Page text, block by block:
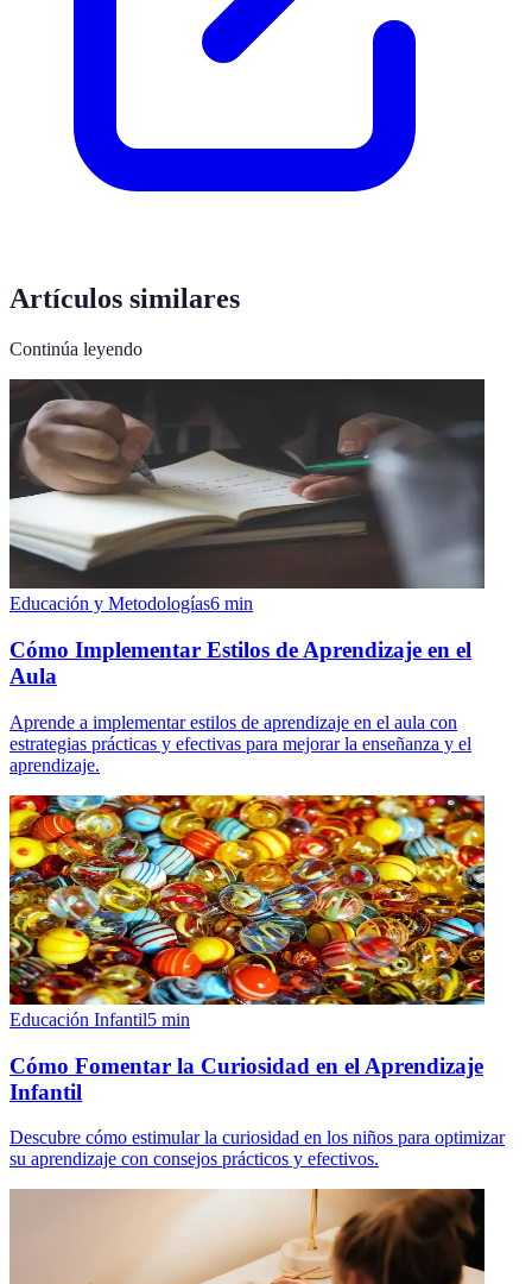
Artículos similares
Continúa leyendo
Educación y Metodologías6 min
Cómo Implementar Estilos de Aprendizaje en el
Aula
Aprende a implementar estilos de aprendizaje en el aula con
estrategias prácticas y efectivas para mejorar la enseñanza y el
aprendizaje.
Educación Infantil5 min
Cómo Fomentar la Curiosidad en el Aprendizaje
Infantil
Descubre cómo estimular la curiosidad en los niños para optimizar
su aprendizaje con consejos prácticos y efectivos.